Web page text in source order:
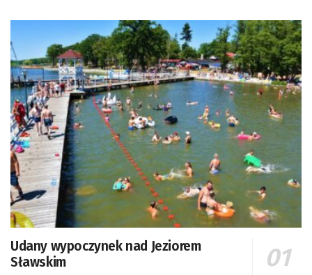
Udany wypoczynek nad Jeziorem
Sławskim